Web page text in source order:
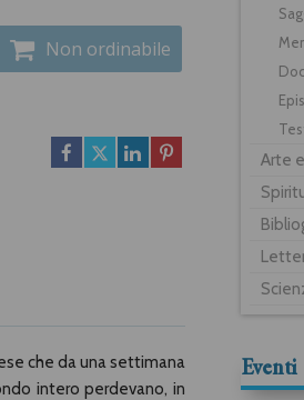
Non ordinabile
che da una settimana
intero perdevano, in
Arte
Eventi